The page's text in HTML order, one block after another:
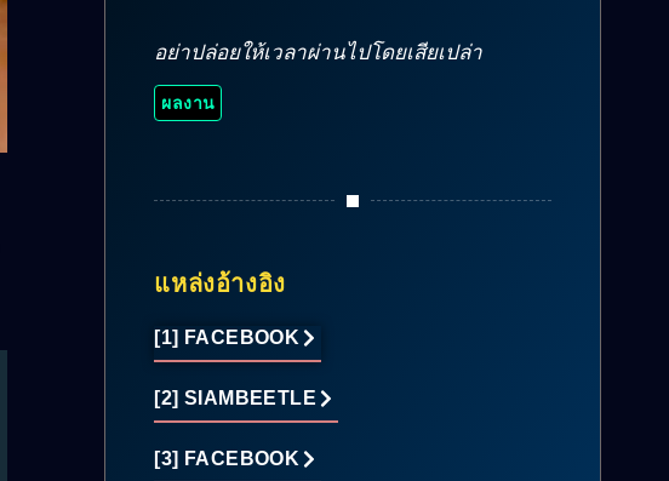
อย่าปล่อยให้เวลาผ่านไปโดยเสียเปล่า
ผลงาน
แหล่งอ้างอิง
[1] FACEBOOK
[2] SIAMBEETLE
[3] FACEBOOK